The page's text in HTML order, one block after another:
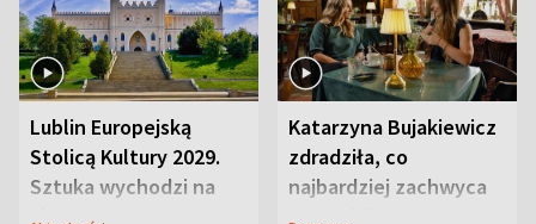
Lublin Europejską
Stolicą Kultury 2029.
Sztuka wychodzi na
ulice
Katarzyna Bujakiewicz
zdradziła, co
najbardziej zachwyca
ją w Lublinie